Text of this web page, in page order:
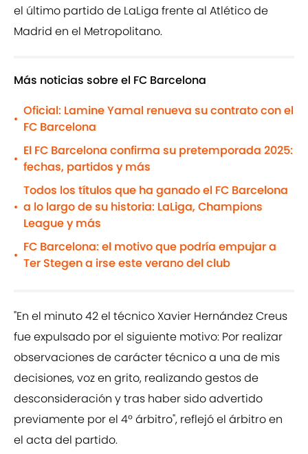
el último partido de LaLiga frente al Atlético de
Madrid en el Metropolitano.
Más noticias sobre el FC Barcelona
•
Oficial: Lamine Yamal renueva su contrato con el
FC Barcelona
•
El FC Barcelona confirma su pretemporada 2025:
fechas, partidos y más
•
Todos los títulos que ha ganado el FC Barcelona
a lo largo de su historia: LaLiga, Champions
League y más
•
FC Barcelona: el motivo que podría empujar a
Ter Stegen a irse este verano del club
"En el minuto 42 el técnico Xavier Hernández Creus
fue expulsado por el siguiente motivo: Por realizar
observaciones de carácter técnico a una de mis
decisiones, voz en grito, realizando gestos de
desconsideración y tras haber sido advertido
previamente por el 4º árbitro", reflejó el árbitro en
el acta del partido.